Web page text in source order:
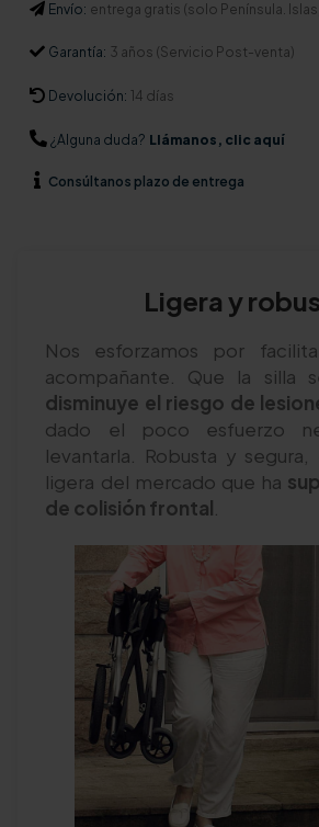
Envío: entrega gratis (solo Península.
Garantía: 3 años (Servicio Post-venta)
Devolución: 14 días
¿Alguna duda? Llámanos, clic aquí
Consúltanos plazo de entrega
Ligera y
Nos esforzamos por
acompañante. Que la silla
disminuye el riesgo de
dado el poco esfuerzo
levantarla. Robusta y segura,
ligera del mercado que ha
de colisión frontal